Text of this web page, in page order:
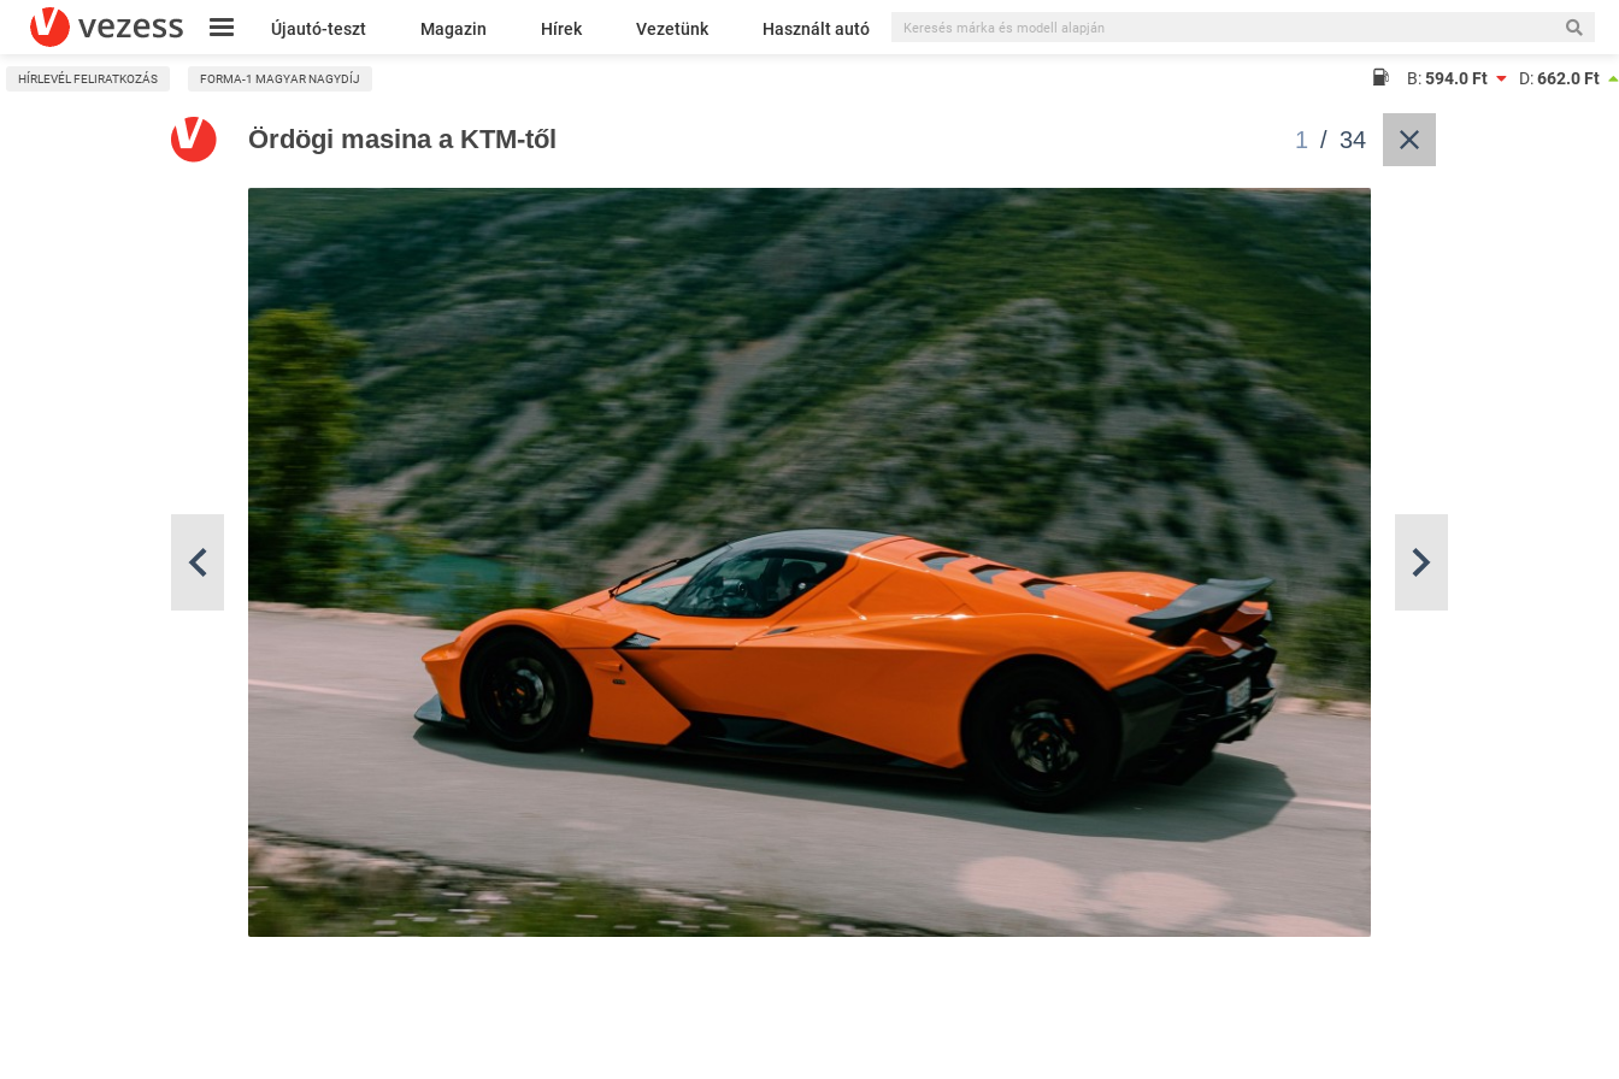
Újautó-teszt Magazin Hírek Vezetünk Használt autó
Kresz
HÍRLEVÉL FELIRATKOZÁS FORMA-1 MAGYAR NAGYDÍJ B:594.0 Ft D:662.0 Ft
Ördögi masina a KTM-től 1 / 34